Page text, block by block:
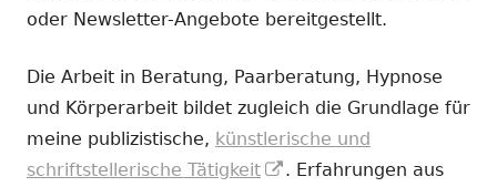
oder Newsletter-Angebote bereitgestellt.
Die Arbeit in Beratung, Paarberatung, Hypnose
und Körperarbeit bildet zugleich die Grundlage für
meine publizistische, künstlerische und
schriftstellerische Tätigkeit
In
. Erfahrungen aus